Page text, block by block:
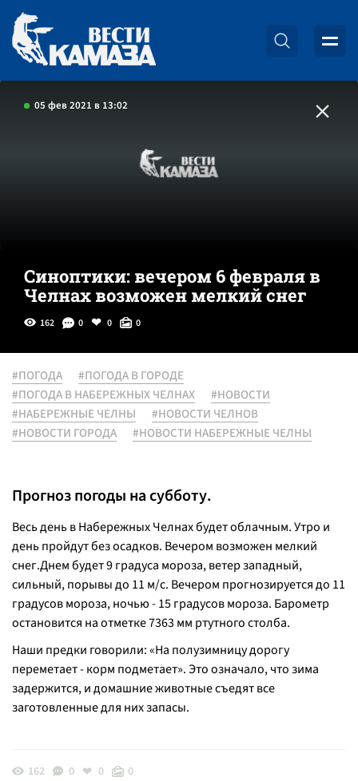
05 фев 2021 в 13:02
Синоптики: вечером 6 февраля в
Челнах возможен мелкий снег
162 0 0 0
#ПОГОДА
#ПОГОДА В ГОРОДЕ
#ПОГОДА В НАБЕРЕЖНЫХ ЧЕЛНАХ
#НОВОСТИ
#НАБЕРЕЖНЫЕ ЧЕЛНЫ
#НОВОСТИ ЧЕЛНОВ
#НОВОСТИ ГОРОДА
#НОВОСТИ НАБЕРЕЖНЫЕ ЧЕЛНЫ
Прогноз погоды на субботу.
Весь день в Набережных Челнах будет облачным. Утро и
день пройдут без осадков. Вечером возможен мелкий
снег.Днем будет 9 градуса мороза, ветер западный,
сильный, порывы до 11 м/с. Вечером прогнозируется до 11
градусов мороза, ночью - 15 градусов мороза. Барометр
остановится на отметке 7363 мм ртутного столба.
Наши предки говорили: «На полузимницу дорогу
переметает - корм подметает». Это означало, что зима
задержится, и домашние животные съедят все
заготовленные для них запасы.
162 0 0 0